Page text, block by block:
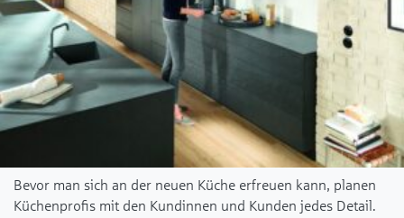
Bevor man sich an der neuen Küche erfreuen kann, planen
Küchenprofis mit den Kundinnen und Kunden jedes Detail.